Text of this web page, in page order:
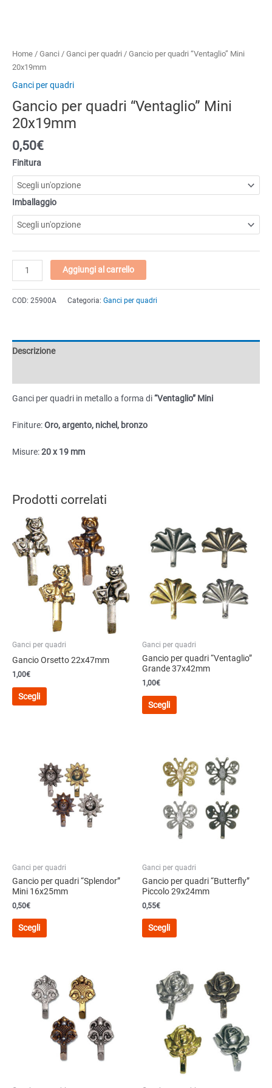
Home / Ganci / Ganci per quadri / Gancio per quadri “Ventaglio” Mini
20x19mm
Ganci per quadri
Gancio per quadri “Ventaglio” Mini
20x19mm
0,50€
Finitura
Imballaggio
Gancio
per
quadri
"Ventaglio"
quantità
Aggiungi al carrello
COD: 25900A Categoria: Ganci per quadri
Descrizione
Ganci per quadri in metallo a forma di“Ventaglio” Mini
Finiture:Oro, argento, nichel, bronzo
Misure:20 x 19 mm
Prodotti correlati
Ganci per quadri
Gancio Orsetto 22x47mm
1,00€
Scegli
Questo
prodotto
opzioni
possono
essere
scelte
nella
prodotto
Ganci per quadri
Gancio per quadri “Ventaglio”
Grande 37x42mm
1,00€
Scegli
Questo
prodotto
Le
opzioni
possono
essere
scelte
nella
prodotto
Ganci per quadri
Gancio per quadri “Splendor”
Mini 16x25mm
0,50€
Scegli
Questo
varianti.
Le
opzioni
possono
essere
scelte
nella
Ganci per quadri
Gancio per quadri “Butterfly”
Piccolo 29x24mm
0,55€
Scegli
Questo
varianti.
Le
opzioni
essere
scelte
nella
pagina